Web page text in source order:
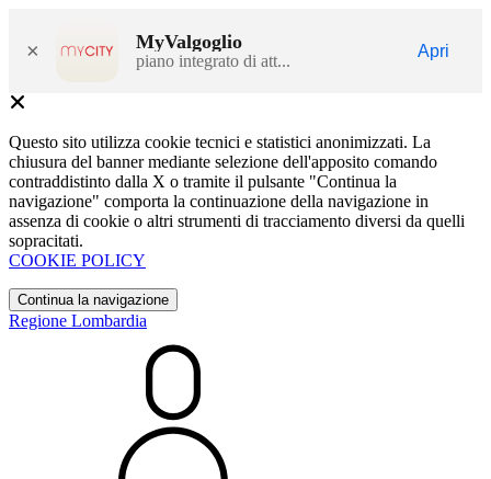
× MyValgoglio
piano integrato di att...
Apri
Questo sito utilizza cookie tecnici e statistici anonimizzati. La
chiusura del banner mediante selezione dell'apposito comando
contraddistinto dalla X o tramite il pulsante "Continua la
navigazione" comporta la continuazione della navigazione in
assenza di cookie o altri strumenti di tracciamento diversi da quelli
sopracitati.
COOKIE POLICY
Continua la navigazione
Regione Lombardia